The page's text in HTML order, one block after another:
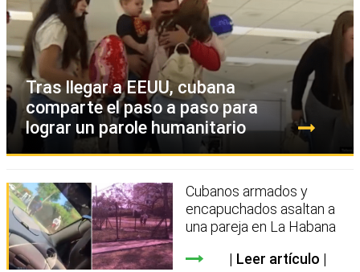
Tras llegar a EEUU, cubana
comparte el paso a paso para
lograr un parole humanitario
Cubanos armados y
encapuchados asaltan a
una pareja en La Habana
Leer artículo